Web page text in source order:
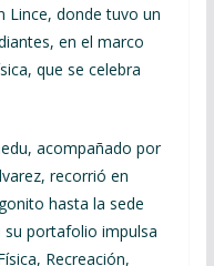
Lince, donde tuvo un
en el marco
que se celebra
acompañado por
recorrió en
hasta la sede
su portafolio impulsa
Recreación,